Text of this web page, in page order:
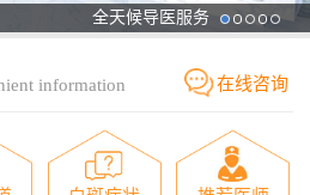
全天候导医服务
information 在线咨询